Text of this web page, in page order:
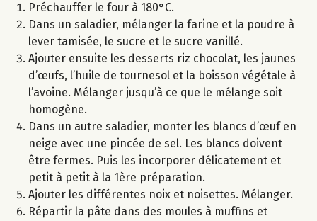
Préchauffer le four à 180°C.
Dans un saladier, mélanger la farine et la poudre à
lever tamisée, le sucre et le sucre vanillé.
Ajouter ensuite les desserts riz chocolat, les jaunes
d’œufs, l’huile de tournesol et la boisson végétale à
l’avoine. Mélanger jusqu’à ce que le mélange soit
homogène.
Dans un autre saladier, monter les blancs d’œuf en
neige avec une pincée de sel. Les blancs doivent
être fermes. Puis les incorporer délicatement et
petit à petit à la 1ère préparation.
Ajouter les différentes noix et noisettes. Mélanger.
Répartir la pâte dans des moules à muffins et